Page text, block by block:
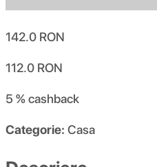
142.0 RON
112.0 RON
5 %cashback
Categorie: Casa